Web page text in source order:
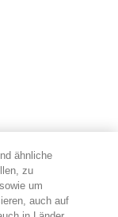
user/
ähnliche
zu
um
auch auf